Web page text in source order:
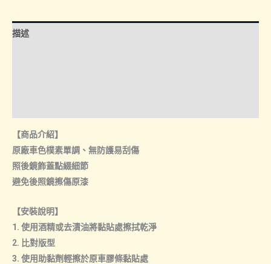
飾
描述
【商品介紹】
原廠車色樸素單調、無防護易刮傷
照後鏡飾蓋點綴細節
避免後照鏡擦傷原漆
【安裝說明】
1. 使用酒精或去漬油將黏貼處擦拭乾淨
2. 比對版型
3. 使用助黏劑輕擦於原車膠條黏貼處